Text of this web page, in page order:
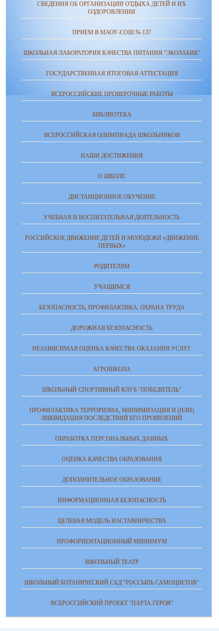
СВЕДЕНИЯ ОБ ОРГАНИЗАЦИИ ОТДЫХА ДЕТЕЙ И ИХ
ОЗДОРОВЛЕНИИ
ПРИЕМ В МАОУ-СОШ № 137
ШКОЛЬНАЯ ЛАБОРАТОРИЯ КАЧЕСТВА ПИТАНИЯ "ЭКОЛАБИК"
ГОСУДАРСТВЕННАЯ ИТОГОВАЯ АТТЕСТАЦИЯ
ВСЕРОССИЙСКИЕ ПРОВЕРОЧНЫЕ РАБОТЫ
БИБЛИОТЕКА
ВСЕРОССИЙСКАЯ ОЛИМПИАДА ШКОЛЬНИКОВ
НАШИ ДОСТИЖЕНИЯ
О ШКОЛЕ
ДИСТАНЦИОННОЕ ОБУЧЕНИЕ
УЧЕБНАЯ И ВОСПИТАТЕЛЬНАЯ ДЕЯТЕЛЬНОСТЬ
РОССИЙСКОЕ ДВИЖЕНИЕ ДЕТЕЙ И МОЛОДЕЖИ «ДВИЖЕНИЕ
ПЕРВЫХ»
РОДИТЕЛЯМ
УЧАЩИМСЯ
БЕЗОПАСНОСТЬ, ПРОФИЛАКТИКА, ОХРАНА ТРУДА
ДОРОЖНАЯ БЕЗОПАСНОСТЬ
НЕЗАВИСИМАЯ ОЦЕНКА КАЧЕСТВА ОКАЗАНИЯ УСЛУГ
АГРОШКОЛА
ШКОЛЬНЫЙ СПОРТИВНЫЙ КЛУБ "ПОБЕДИТЕЛЬ"
ПРОФИЛАКТИКА ТЕРРОРИЗМА, МИНИМИЗАЦИЯ И (ИЛИ)
ЛИКВИДАЦИЯ ПОСЛЕДСТВИЙ ЕГО ПРОЯВЛЕНИЙ
ОБРАБОТКА ПЕРСОНАЛЬНЫХ ДАННЫХ
ОЦЕНКА КАЧЕСТВА ОБРАЗОВАНИЯ
ДОПОЛНИТЕЛЬНОЕ ОБРАЗОВАНИЕ
ИНФОРМАЦИОННАЯ БЕЗОПАСНОСТЬ
ЦЕЛЕВАЯ МОДЕЛЬ НАСТАВНИЧЕСТВА
ПРОФОРИЕНТАЦИОННЫЙ МИНИМУМ
ШКОЛЬНЫЙ ТЕАТР
ШКОЛЬНЫЙ БОТАНИЧЕСКИЙ САД "РОССЫПЬ САМОЦВЕТОВ"
ВСЕРОССИЙСКИЙ ПРОЕКТ "ПАРТА ГЕРОЯ"